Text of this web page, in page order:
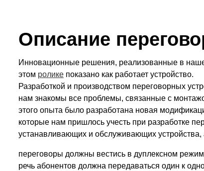
Описание
Инновационные решения, реализованные в
этом ролике показано как работает устройство.
Разработкой и производством переговорных
нам знакомы все проблемы, связанные с
этого опыта было разработана новая
которые нам пришлось учесть при разработке
устанавливающих и обслуживающих
переговоры должны вестись в дуплексном
речь абонентов должна передаваться один к